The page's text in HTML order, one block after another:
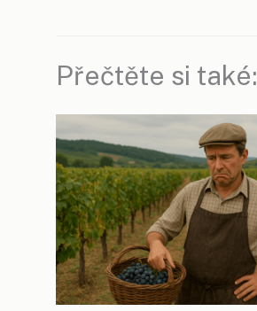
Přečtěte si také: